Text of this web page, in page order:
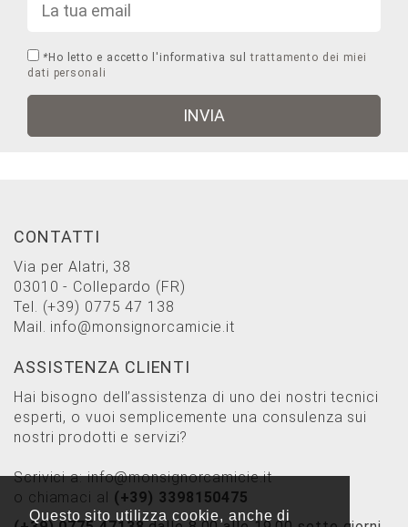
Questo sito utilizza cookie, anche di
*Ho letto e accetto l'informativa sultrattamento dei miei
dati personali
INVIA
CONTATTI
Via per Alatri, 38
03010 - Collepardo (FR)
Tel. (+39) 0775 47 138
Mail. info@monsignorcamicie.it
ASSISTENZA CLIENTI
Hai bisogno dell’assistenza di uno dei nostri tecnici
esperti, o vuoi semplicemente una consulenza sui
nostri prodotti e servizi?
Scrivici a:info@monsignorcamicie.it
o chiamaci al (+39) 3398150475